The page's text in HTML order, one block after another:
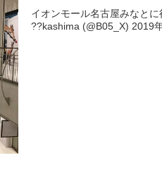
イオンモール名古屋みなと
??kashima (@B05_X) 2019